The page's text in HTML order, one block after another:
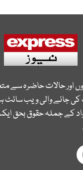
اور حالات حاضرہ سے
جانے والی ویب
کے جملہ حقوق بحق